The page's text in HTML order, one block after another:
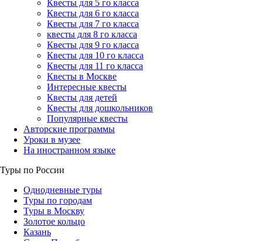
Квесты для 5 го класса
Квесты для 6 го класса
Квесты для 7 го класса
квесты для 8 го класса
Квесты для 9 го класса
Квесты для 10 го класса
Квесты для 11 го класса
Квесты в Москве
Интересные квесты
Квесты для детей
Квесты для дошкольников
Популярные квесты
Авторские программы
Уроки в музее
На иностранном языке
Туры по России
Однодневные туры
Туры по городам
Туры в Москву
Золотое кольцо
Казань